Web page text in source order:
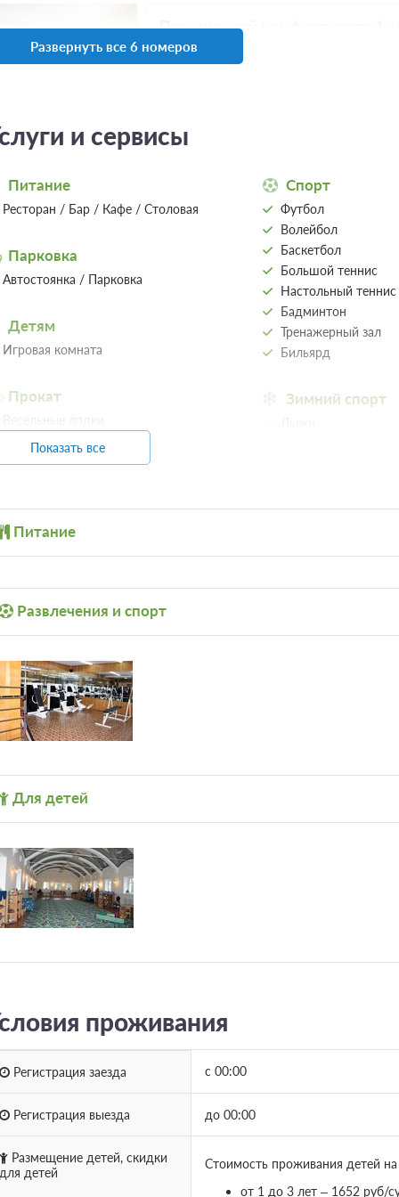
3 фото
Повышенной комфортности 1-
10м
Трехразовое питание (заказное)
Требуется предоплата
всего 5
3 фото
Стандарт 2-местный 2-
Требуется предоплата
1 фото
Повышенной комфортности 2-
Развернуть все 6 номеров
и сервисы
Питание
Ресторан / Бар / Кафе / Столовая
Парковка
Автостоянка / Парковка
Детям
Игровая комната
Прокат
Весельные лодки
Спорт
Футбол
Волейбол
Баскетбол
Большой теннис
Настольный теннис
Бадминтон
Тренажерный зал
Бильярд
Зимний спорт
Катамараны
Показать все
Питание
Развлечения и спорт
Для детей
проживания
Регистрация заезда с 00:00
Регистрация выезда до 00:00
Размещение детей, скидки
детей
Стоимость проживания детей
от 1 до 3 лет – 1652 руб/